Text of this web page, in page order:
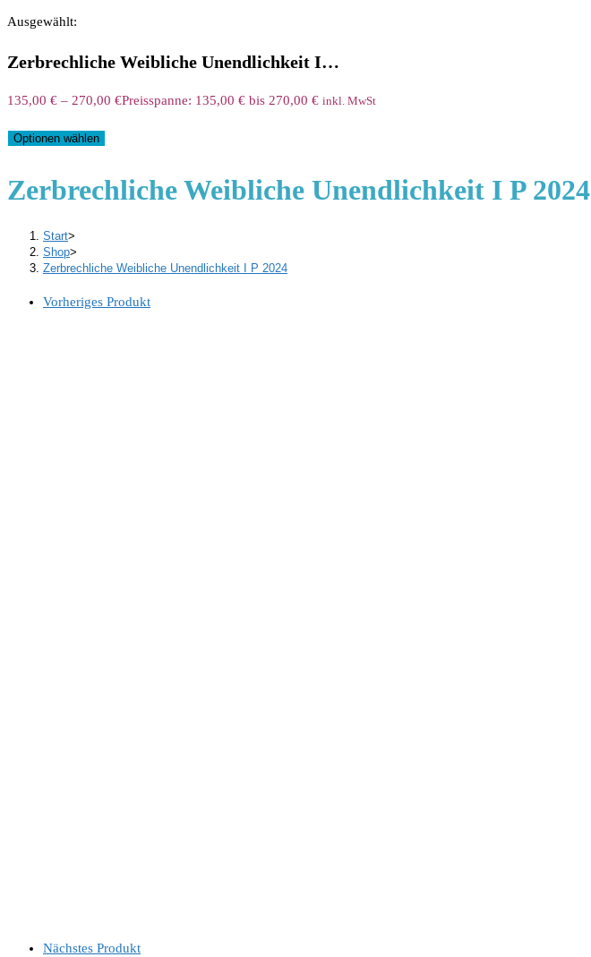
Ausgewählt:
Zerbrechliche Weibliche Unendlichkeit I…
135,00 € – 270,00 €Preisspanne: 135,00 € bis 270,00 € inkl. MwSt
Optionen wählen
Zerbrechliche Weibliche Unendlichkeit I P 2024
Start>
Shop>
Zerbrechliche Weibliche Unendlichkeit I P 2024
Vorheriges Produkt
Nächstes Produkt